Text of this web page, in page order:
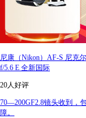
尼康（Nikon）AF-S 尼克
f/5.6 E 全新国际
20人好评
70—200GF2.8镜头收到，
障。